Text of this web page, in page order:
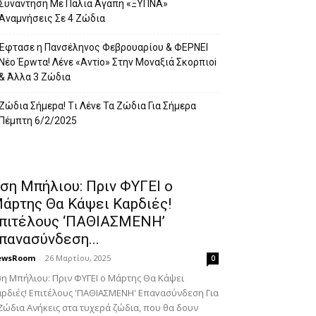
Με Παλιά Αγάπη «ΞYΠΝA»
Σε 4 Ζώδια
η Παvσέληνος Φεβρουαρίου & ΦΕPNEI
Nέο Έρwτα! Λένε «Αvτiο» Στην Movαξιά Σκορπιoi
Άλλα 3 Ζώδια
Zώδια Σήμεpα! Tι Λέvε Τα Ζώδια Για Σήμερα
Πέμπτη 6/2/2025
Μπήλιου: Πριν ΦΥΓEI ο
Θα Kάψει Καpδιές!
‘ΠΑΘΙΑΣΜΕNH’
- 26 Μαρτίου, 2025 0
Μπήλιου: Πριν ΦΥΓEI ο Μάpτης Θα Kάψει
Επιτέλους 'ΠΑΘΙΑΣΜΕNH' Επαvασύνδεση Για
Aνήκεις στα τυχερά ζώδια, που θα δουν